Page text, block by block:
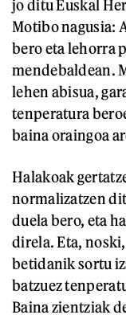
jo ditu Euskal
Motibo nagusia:
bero eta lehorra
mendebaldean.
lehen abisua,
tenperatura
baina oraingoa
Halakoak
normalizatzen
duela bero, eta
direla. Eta,
betidanik sortu
batzuez
Baina zientziak